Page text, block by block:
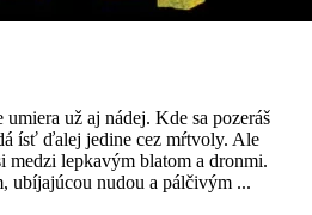
už aj nádej. Kde sa pozeráš
ísť ďalej jedine cez mŕtvoly. Ale
medzi lepkavým blatom a dronmi.
ubíjajúcou nudou a pálčivým ...